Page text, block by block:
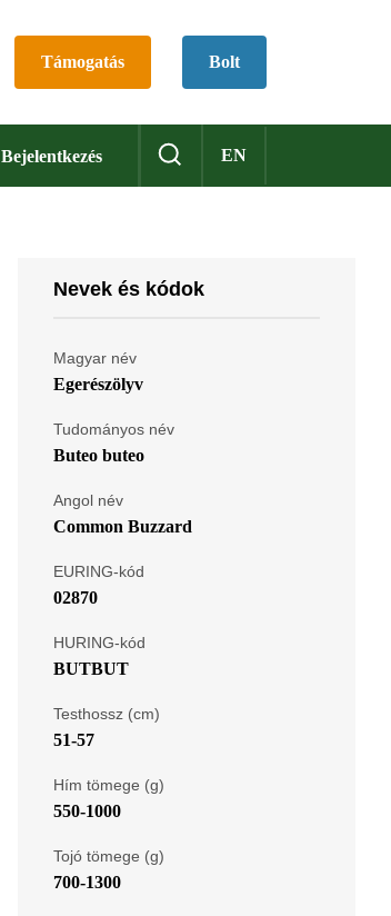
Támogatás Bolt
Bejelentkezés EN
Nevek és kódok
Magyar név
Egerészölyv
Tudományos név
Buteo buteo
Angol név
Common Buzzard
EURING-kód
02870
HURING-kód
BUTBUT
Testhossz (cm)
51-57
Hím tömege (g)
550-1000
Tojó tömege (g)
700-1300